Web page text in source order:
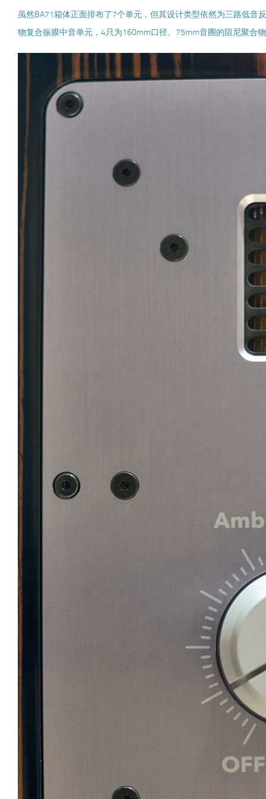
虽然BA71箱体正面排布了7个单元，但其设计类型依然为三路低音
物复合振膜中音单元，4只为160mm口径、75mm音圈的阻尼聚合